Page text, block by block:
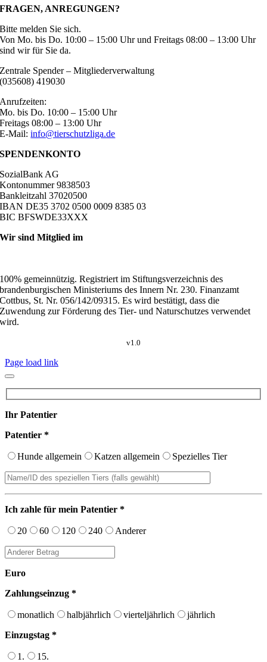
FRAGEN, ANREGUNGEN?
Bitte melden Sie sich.
Von Mo. bis Do. 10:00 – 15:00 Uhr und Freitags 08:00 – 13:00 Uhr
sind wir für Sie da.
Zentrale Spender – Mitgliederverwaltung
(035608) 419030
Anrufzeiten:
Mo. bis Do. 10:00 – 15:00 Uhr
Freitags 08:00 – 13:00 Uhr
E-Mail:info@tierschutzliga.de
SPENDENKONTO
SozialBank AG
Kontonummer 9838503
Bankleitzahl 37020500
IBAN DE35 3702 0500 0009 8385 03
BIC BFSWDE33XXX
Wir sind Mitglied im
100% gemeinnützig. Registriert im Stiftungsverzeichnis des
brandenburgischen Ministeriums des Innern Nr. 230. Finanzamt
Cottbus, St. Nr. 056/142/09315. Es wird bestätigt, dass die
Zuwendung zur Förderung des Tier- und Naturschutzes verwendet
wird.
v1.0
Page load link
Ihr Patentier
Patentier *
Hunde allgemein Katzen allgemein Spezielles Tier
Ich zahle für mein Patentier *
20 60 120 240 Anderer
Euro
Zahlungseinzug *
monatlich halbjährlich vierteljährlich
jährlich
Einzugstag *
1.
15.